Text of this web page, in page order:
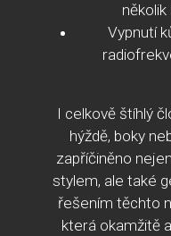
Vypnutí
I celkově štíhlý
hýždě, boky
zapříčiněno
stylem, ale také
řešením těchto
která okamžitě